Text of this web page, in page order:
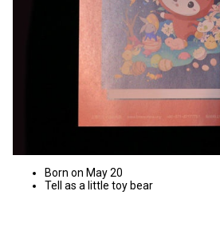
Born on May 20
Tell as a little toy bear